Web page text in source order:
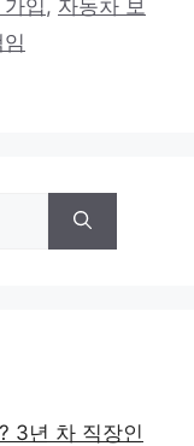
입 , 자동차 보
3년 차 직장인